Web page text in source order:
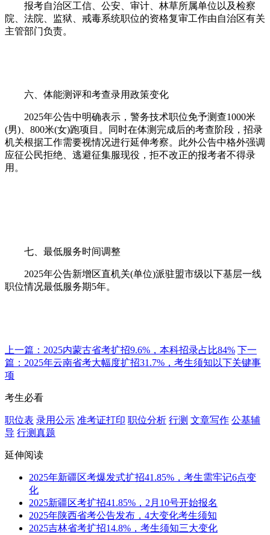
报考自治区工信、公安、审计、林草所属单位以及检察
院、法院、监狱、戒毒系统职位的资格复审工作由自治区有关
主管部门负责。
六、体能测评和考查录用政策变化
2025年公告中明确表示，警务技术职位免予测查1000米
(男)、800米(女)跑项目。同时在体测完成后的考查阶段，招录
机关根据工作需要视情况进行延伸考察。此外公告中格外强调
应征公民拒绝、逃避征集服现役，拒不改正的报考者不得录
用。
七、最低服务时间调整
2025年公告新增区直机关(单位)派驻盟市级以下基层一线
职位情况最低服务期5年。
上一篇：2025内蒙古省考扩招9.6%，本科招录占比84% 下一
篇：2025年云南省考大幅度扩招31.7%，考生须知以下关键事
项
考生必看
职位表 录用公示 准考证打印 职位分析 行测 文章写作 公基辅
导 行测真题
延伸阅读
2025年新疆区考爆发式扩招41.85%，考生需牢记6点变
化
2025新疆区考扩招41.85%，2月10号开始报名
2025年陕西省考公告发布，4大变化考生须知
2025吉林省考扩招14.8%，考生须知三大变化